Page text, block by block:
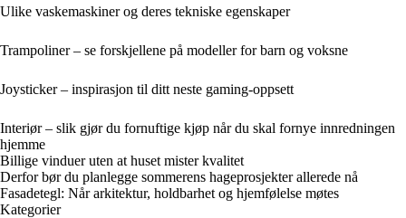
Ulike vaskemaskiner og deres tekniske egenskaper
Trampoliner – se forskjellene på modeller for barn og voksne
Joysticker – inspirasjon til ditt neste gaming-oppsett
Interiør – slik gjør du fornuftige kjøp når du skal fornye innredningen
hjemme
Billige vinduer uten at huset mister kvalitet
Derfor bør du planlegge sommerens hageprosjekter allerede nå
Fasadetegl: Når arkitektur, holdbarhet og hjemfølelse møtes
Kategorier